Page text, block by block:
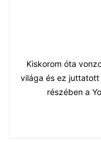
Kiskorom óta
világa és ez
részében a